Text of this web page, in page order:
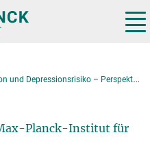
– Perspektiven für die antidepressive Behandlung
Planck-Institut für